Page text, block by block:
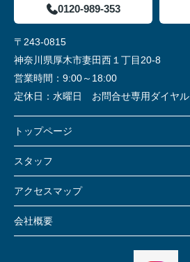
0120-989-353
〒243-0815
神奈川県厚木市妻田西１丁目20-8
営業時間： 9:00～18:00
定休日： 水曜日 お問合せ専用ダイヤル
トップページ
スタッフ
アクセスマップ
会社概要